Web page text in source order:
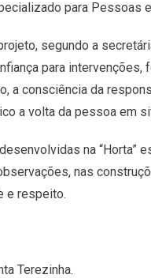
para Pessoas
segundo a
para
a consciência da
a volta da pessoa em
na “Horta”
nas
e respeito.
Terezinha.